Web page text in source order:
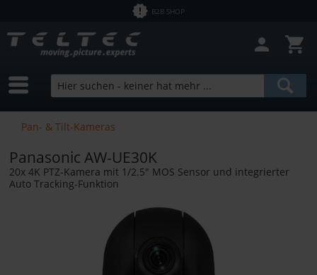
B2B SHOP
Pan- & Tilt-Kameras
Panasonic AW-UE30K
20x 4K PTZ-Kamera mit 1/2.5" MOS Sensor und integrierter
Auto Tracking-Funktion
Sofort lieferbar
Hersteller
von2,50 € bis